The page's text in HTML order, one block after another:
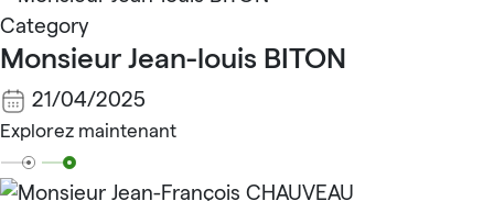
Category
Monsieur Jean-louis BITON
21/04/2025
Explorez maintenant